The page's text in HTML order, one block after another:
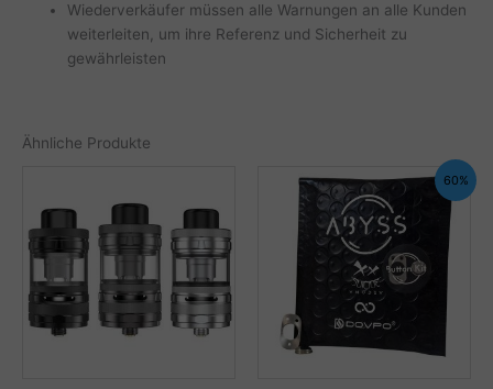
Wiederverkäufer müssen alle Warnungen an alle Kunden
weiterleiten, um ihre Referenz und Sicherheit zu
gewährleisten
Ähnliche Produkte
60%